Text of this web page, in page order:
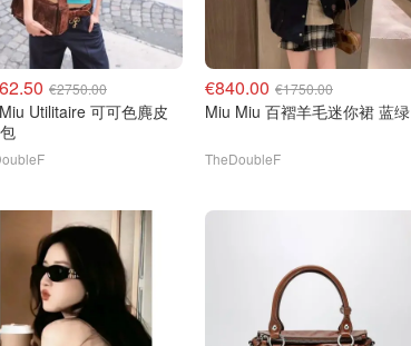
€2750.00
Utilitaire 可可色麂皮
€840.00 €1750.00
Miu Miu 百褶羊毛迷你裙 蓝绿
TheDoubleF